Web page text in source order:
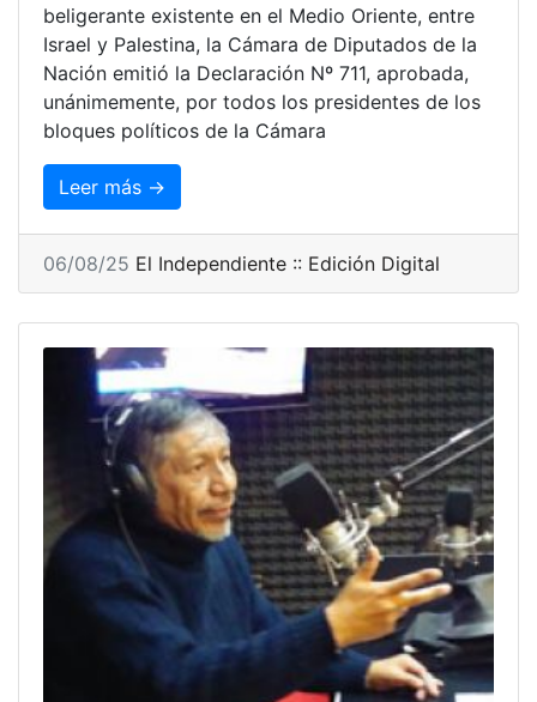
beligerante existente en el Medio Oriente, entre
Israel y Palestina, la Cámara de Diputados de la
Nación emitió la Declaración Nº 711, aprobada,
unánimemente, por todos los presidentes de los
bloques políticos de la Cámara
Leer más →
06/08/25 El Independiente :: Edición Digital